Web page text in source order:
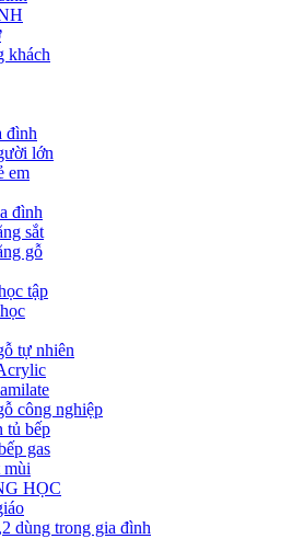
khách
đình
lớn
em
đình
sắt
gỗ
tập
tự nhiên
công nghiệp
tủ bếp
gas
mùi
HỌC
dùng trong gia đình